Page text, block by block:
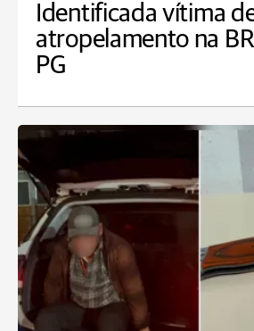
Identificada vítima
atropelamento na
PG